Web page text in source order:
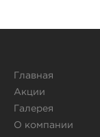
Главная
Акции
Галерея
О компании